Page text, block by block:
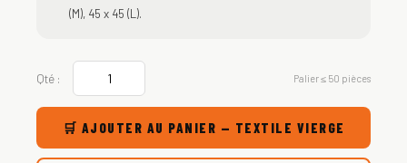
(M), 45 x 45 (L).
Qté : Palier ≤ 50 pièces
🛒 AJOUTER AU PANIER — TEXTILE VIERGE